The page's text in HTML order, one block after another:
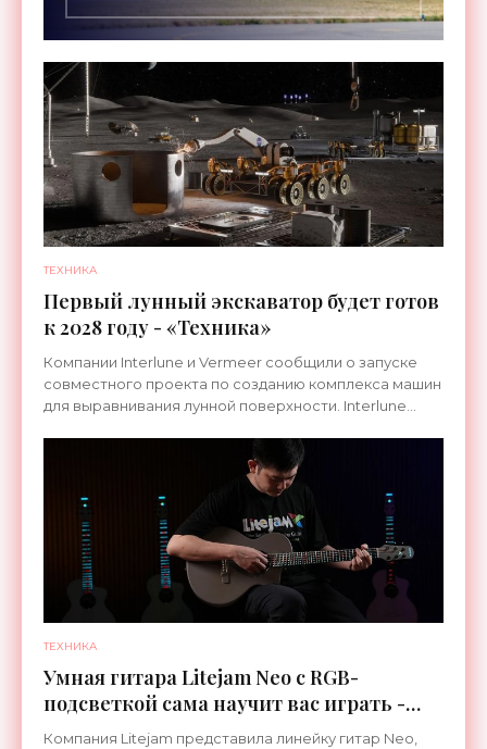
ТЕХНИКА
Первый лунный экскаватор будет готов
к 2028 году - «Техника»
Компании Interlune и Vermeer сообщили о запуске
совместного проекта по созданию комплекса машин
для выравнивания лунной поверхности. Interlune
ТЕХНИКА
Умная гитара Litejam Neo с RGB-
подсветкой сама научит вас играть -
«Гаджеты»
Компания Litejam представила линейку гитар Neo,